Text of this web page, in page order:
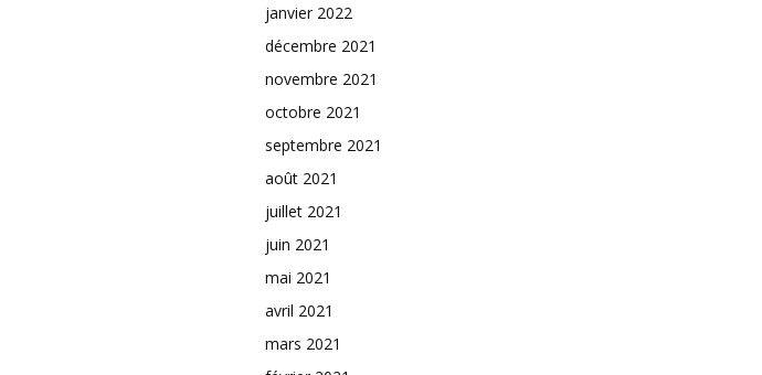
janvier 2022
décembre 2021
novembre 2021
octobre 2021
septembre 2021
août 2021
juillet 2021
juin 2021
mai 2021
avril 2021
mars 2021